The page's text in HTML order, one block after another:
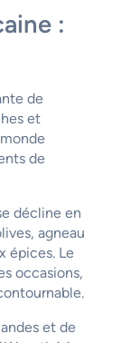
:
de
et
de
décline en
agneau
épices. Le
occasions,
et de